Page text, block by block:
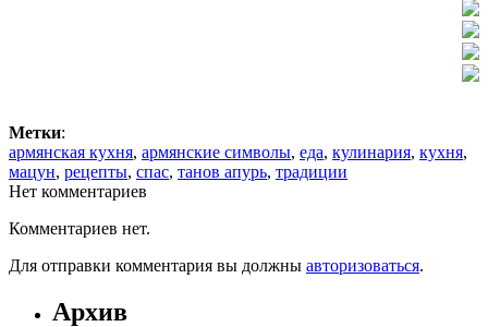
Метки:
армянская кухня, армянские символы, еда, кулинария, кухня,
мацун, рецепты, спас, танов апурь, традиции
Нет комментариев
Комментариев нет.
Для отправки комментария вы должны авторизоваться.
Архив